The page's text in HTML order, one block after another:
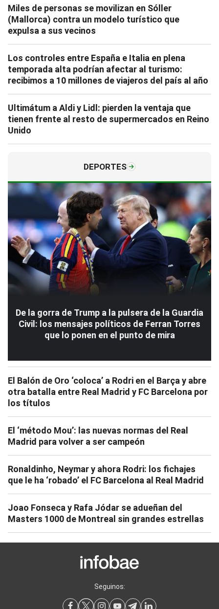
Miles de personas se movilizan en Sóller
(Mallorca) contra un modelo turístico que
expulsa a sus vecinos
Los controles entre España e Italia en plena
temporada alta podrían afectar al turismo:
recibimos a 10 millones de viajeros del país al año
Ultimátum a Aldi y Lidl: pierden la ventaja que
tienen frente al resto de supermercados en Reino
Unido
DEPORTES
De la gorra de Trump a la pulsera de la Guardia
Civil: los mensajes políticos de Ferran Torres
que lo ponen en el punto de mira
El Balón de Oro ‘coloca’ a Rodri en el Barça y abre
otra batalla entre Real Madrid y FC Barcelona por
los títulos
El ‘método Mou’: las nuevas normas del Real
Madrid para volver a ser campeón
Ronaldinho, Neymar y ahora Rodri: los fichajes
que le ha ‘robado’ el FC Barcelona al Real Madrid
Joao Fonseca y Rafa Jódar se adueñan del
Masters 1000 de Montreal sin grandes estrellas
Seguinos: